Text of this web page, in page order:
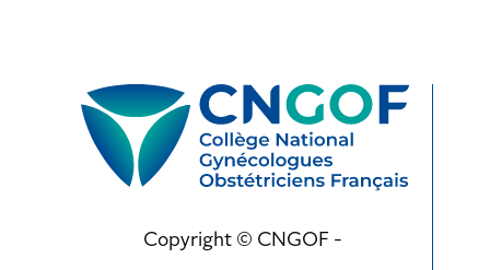
Copyright © CNGOF -